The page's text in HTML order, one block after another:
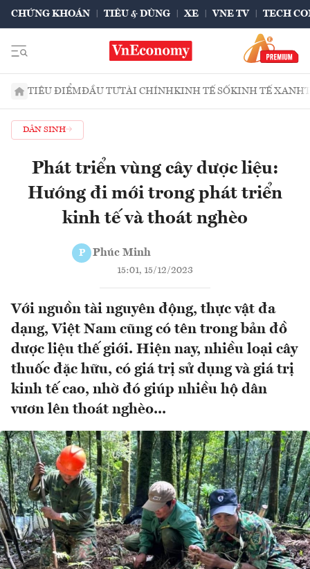
CHỨNG KHOÁN TIÊU & DÙNG XE VNE TV TECH
TIÊU ĐIỂMĐẦU TƯTÀI CHÍNHKINH TẾ SỐKINH TẾ XANH
DÂN SINH
Phát triển vùng cây dược liệu:
Hướng đi mới trong phát triển
kinh tế và thoát nghèo
P Phúc Minh
15:01, 15/12/2023
Với nguồn tài nguyên động, thực vật đa
dạng, Việt Nam cũng có tên trong bản đồ
dược liệu thế giới. Hiện nay, nhiều loại cây
thuốc đặc hữu, có giá trị sử dụng và giá trị
kinh tế cao, nhờ đó giúp nhiều hộ dân
vươn lên thoát nghèo...